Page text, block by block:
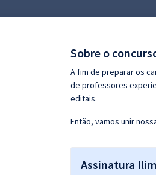
Questões grátis
Conteúdo gratuito
Sobre o
A fim de preparar os
de professores
editais.
Então, vamos unir
Assinatura